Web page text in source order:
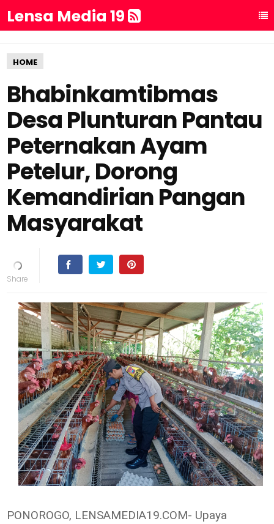
Lensa Media 19
HOME
Bhabinkamtibmas
Desa Plunturan Pantau
Peternakan Ayam
Petelur, Dorong
Kemandirian Pangan
Masyarakat
PONOROGO, LENSAMEDIA19.COM- Upaya